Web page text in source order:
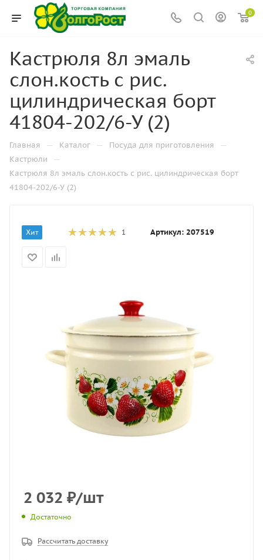
0
Кастрюля 8л эмаль
слон.кость с рис.
цилиндрическая борт
41804-202/6-У (2)
Главная — Каталог — Посуда для приготовления —
Кастрюли —
Кастрюля 8л эмаль слон.кость с рис. цилиндрическая борт
41804-202/6-У (2)
Хит 1 Артикул: 207519
2 032 ₽/шт
Достаточно
Рассчитать доставку